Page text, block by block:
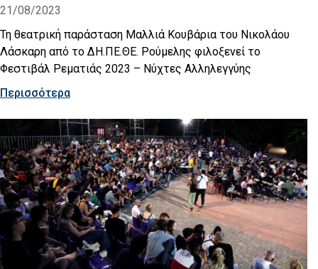
21/08/2023
Τη θεατρική παράσταση Μαλλιά Κουβάρια του Νικολάου
Λάσκαρη από το ΔΗ.ΠΕ.ΘΕ. Ρούμελης φιλοξενεί το
Φεστιβάλ Ρεματιάς 2023 – Νύχτες Αλληλεγγύης
Περισσότερα